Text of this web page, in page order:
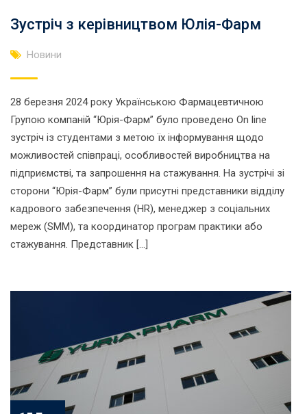
Зустріч з керівництвом Юлія-Фарм
Новини
28 березня 2024 року Українською Фармацевтичною
Групою компаній “Юрія-Фарм” було проведено On line
зустріч із студентами з метою їх інформування щодо
можливостей співпраці, особливостей виробництва на
підприємстві, та запрошення на стажування. На зустрічі зі
сторони “Юрія-Фарм” були присутні представники відділу
кадрового забезпечення (HR), менеджер з соціальних
мереж (SMM), та координатор програм практики або
стажування. Представник […]